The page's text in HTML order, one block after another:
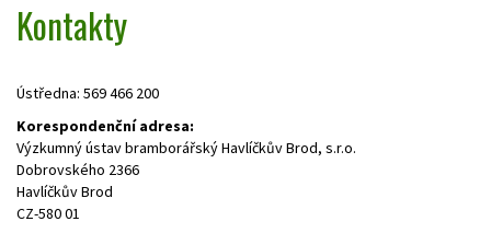
Kontakty
Ústředna: 569 466 200
Korespondenční adresa:
Výzkumný ústav bramborářský Havlíčkův Brod, s.r.o.
Dobrovského 2366
Havlíčkův Brod
CZ-580 01